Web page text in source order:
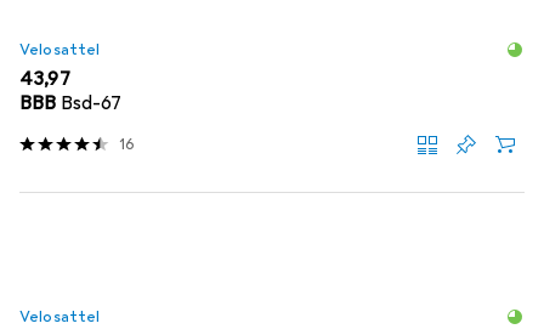
Velosattel
EUR
43,97
BBB Bsd-67
16
Velosattel